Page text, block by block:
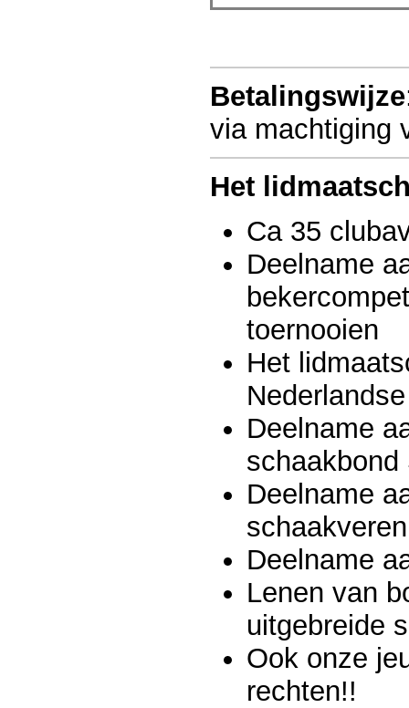
Betalingswijze
via machtiging
Het
Ca 35
Deelname
toernooien
Het
Deelname
schaakbond
Deelname
Deelname
Lenen van
uitgebreide
Ook onze
rechten!!